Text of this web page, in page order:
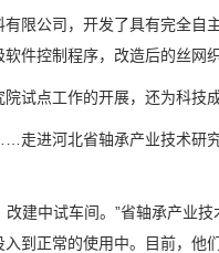
公司，开发了具有完全自
件控制程序，改造后的丝
点工作的开展，还为科技成
进河北省轴承产业技术研究
中试车间。”省轴承产业技
到正常的使用中。目前，